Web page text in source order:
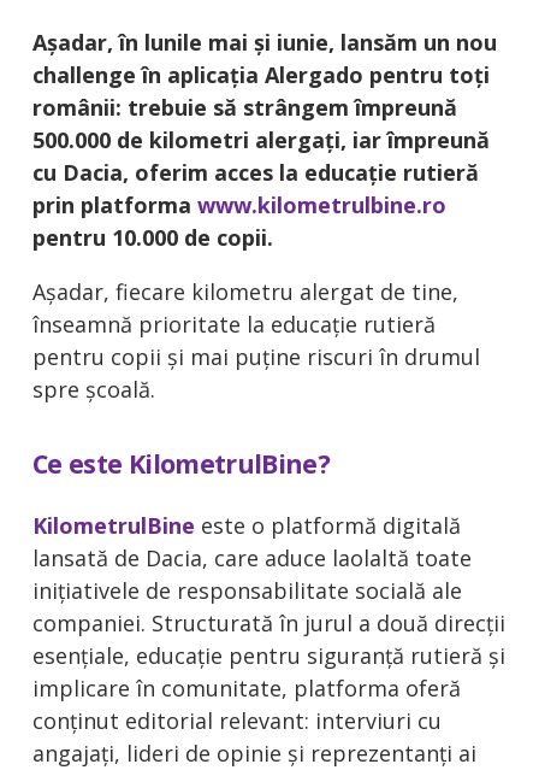
Așadar, în lunile mai și iunie, lansăm un nou
challenge în aplicația Alergado pentru toți
românii: trebuie să strângem împreună
500.000 de kilometri alergați, iar împreună
cu Dacia, oferim acces la educație rutieră
prin platforma www.kilometrulbine.ro
pentru 10.000 de copii.
Așadar, fiecare kilometru alergat de tine,
înseamnă prioritate la educație rutieră
pentru copii și mai puține riscuri în drumul
spre școală.
Ce este KilometrulBine?
KilometrulBine este o platformă digitală
lansată de Dacia, care aduce laolaltă toate
inițiativele de responsabilitate socială ale
companiei. Structurată în jurul a două direcții
esențiale, educație pentru siguranță rutieră și
implicare în comunitate, platforma oferă
conținut editorial relevant: interviuri cu
angajați, lideri de opinie și reprezentanți ai